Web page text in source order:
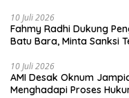
10 Juli 2026
Fahmy Radhi Dukung
Batu Bara, Minta Sanksi
10 Juli 2026
AMI Desak Oknum
Menghadapi Proses